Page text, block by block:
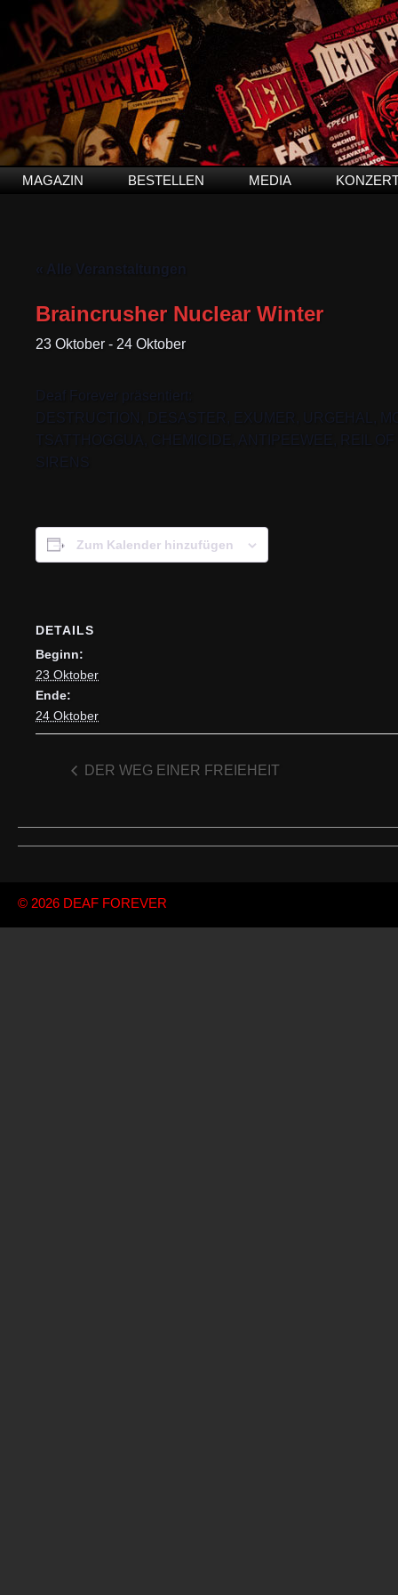
MAGAZIN BESTELLEN MEDIA
« Alle Veranstaltungen
Braincrusher Nuclear Winter
23 Oktober - 24 Oktober
Deaf Forever präsentiert:
DESTRUCTION, DESASTER, EXUMER, URGEHAL,
TSATTHOGGUA, CHEMICIDE, ANTIPEEWEE, REIL
SIRENS
Zum Kalender hinzufügen
DETAILS
Beginn:
23 Oktober
Ende:
24 Oktober
DER WEG EINER FREIEHEIT
© 2026 DEAF FOREVER